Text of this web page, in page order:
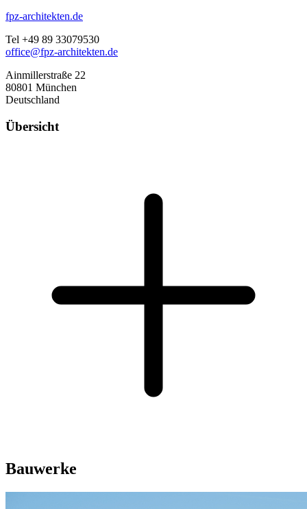
fpz-architekten.de
Tel +49 89 33079530
office@fpz-architekten.de
Ainmillerstraße 22
80801 München
Deutschland
Übersicht
Bauwerke